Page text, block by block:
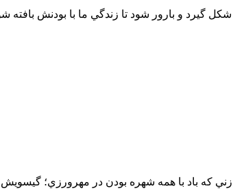
گيرد و بارور شود تا زندگي ما با بودنش بافته
كه باد با همه شهره بودن در مهرورزي؛